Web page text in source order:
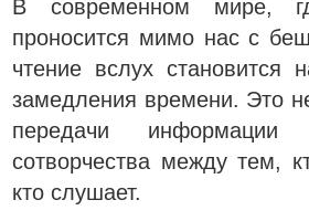
В современном мире,
проносится мимо нас с
чтение вслух становится
замедления времени. Это
передачи
сотворчества между тем,
кто слушает.